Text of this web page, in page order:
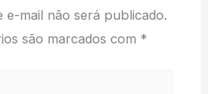
e-mail não será publicado.
são marcados com *